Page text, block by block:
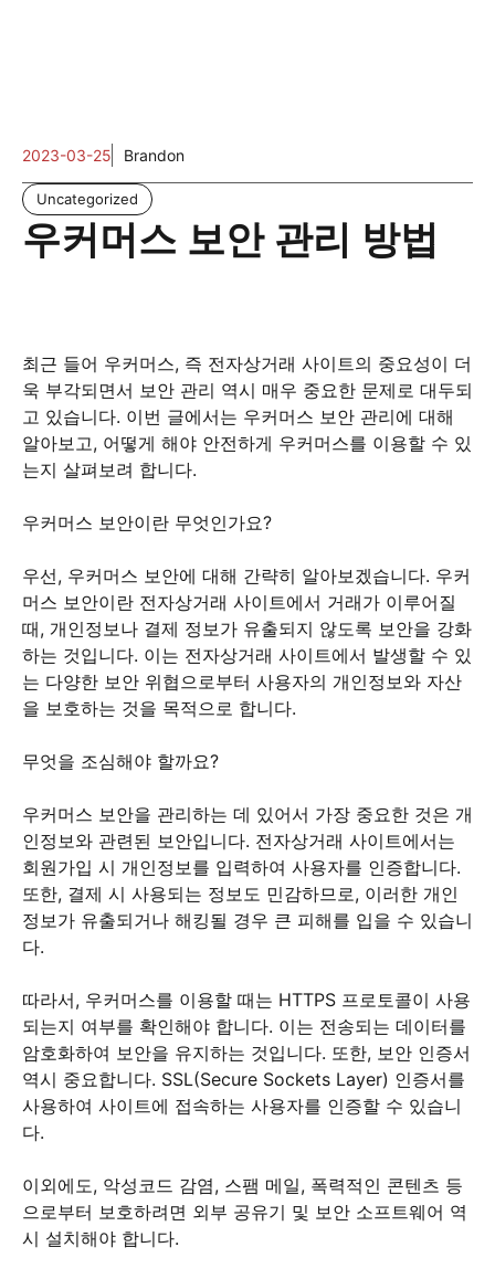
2023-03-25 Brandon
Uncategorized
우커머스 보안 관리 방법
최근 들어 우커머스, 즉 전자상거래 사이트의 중요성이 더
욱 부각되면서 보안 관리 역시 매우 중요한 문제로 대두되
고 있습니다. 이번 글에서는 우커머스 보안 관리에 대해
알아보고, 어떻게 해야 안전하게 우커머스를 이용할 수 있
는지 살펴보려 합니다.
우커머스 보안이란 무엇인가요?
우선, 우커머스 보안에 대해 간략히 알아보겠습니다. 우커
머스 보안이란 전자상거래 사이트에서 거래가 이루어질
때, 개인정보나 결제 정보가 유출되지 않도록 보안을 강화
하는 것입니다. 이는 전자상거래 사이트에서 발생할 수 있
는 다양한 보안 위협으로부터 사용자의 개인정보와 자산
을 보호하는 것을 목적으로 합니다.
무엇을 조심해야 할까요?
우커머스 보안을 관리하는 데 있어서 가장 중요한 것은 개
인정보와 관련된 보안입니다. 전자상거래 사이트에서는
회원가입 시 개인정보를 입력하여 사용자를 인증합니다.
또한, 결제 시 사용되는 정보도 민감하므로, 이러한 개인
정보가 유출되거나 해킹될 경우 큰 피해를 입을 수 있습니
다.
따라서, 우커머스를 이용할 때는 HTTPS 프로토콜이 사용
되는지 여부를 확인해야 합니다. 이는 전송되는 데이터를
암호화하여 보안을 유지하는 것입니다. 또한, 보안 인증서
역시 중요합니다. SSL(Secure Sockets Layer) 인증서를
사용하여 사이트에 접속하는 사용자를 인증할 수 있습니
다.
이외에도, 악성코드 감염, 스팸 메일, 폭력적인 콘텐츠 등
으로부터 보호하려면 외부 공유기 및 보안 소프트웨어 역
시 설치해야 합니다.